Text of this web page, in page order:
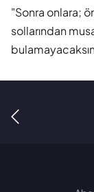
"Sonra onlara;
sollarından